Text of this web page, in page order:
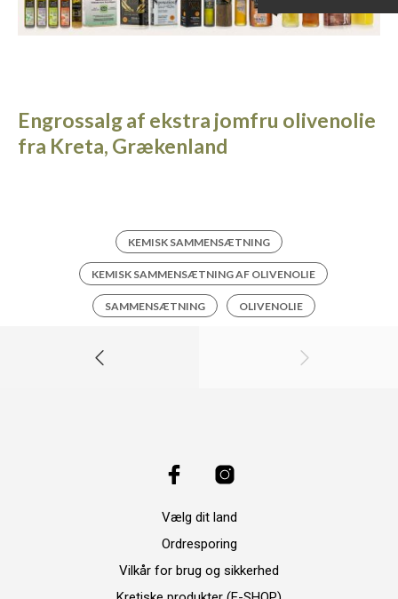
Engrossalg af ekstra jomfru olivenolie
fra Kreta, Grækenland
KEMISK SAMMENSÆTNING
KEMISK SAMMENSÆTNING AF OLIVENOLIE
SAMMENSÆTNING OLIVENOLIE
Vælg dit land
Ordresporing
Vilkår for brug og sikkerhed